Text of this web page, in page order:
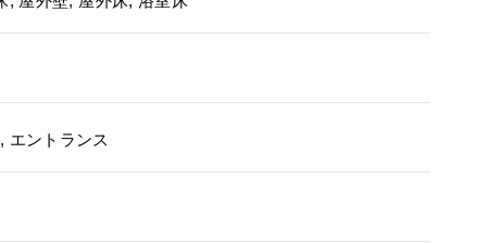
エントランス